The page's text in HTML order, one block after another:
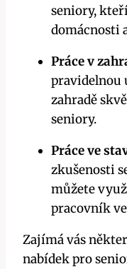
seniory,
domácnosti
Práce v
pravidelnou
zahradě
seniory.
Práce ve
zkušenosti
můžete
pracovník
Zajímá vás
nabídek pro